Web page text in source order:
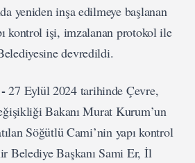
yeniden inşa edilmeye başlanan
kontrol işi, imzalanan protokol ile
devredildi.
-27 Eylül 2024 tarihinde Çevre,
Bakanı Murat Kurum’un
Söğütlü Cami’nin yapı kontrol
Belediye Başkanı Sami Er, İl